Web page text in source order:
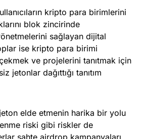
kripto para birimlerini
blok zincirinde
sağlayan dijital
ise kripto para birimi
ve projelerini tanıtmak için
jetonlar dağıttığı tanıtım
elde etmenin harika bir yolu
riski gibi riskler de